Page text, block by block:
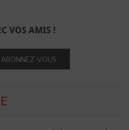
VOS AMIS !
ABONNEZ-VOUS